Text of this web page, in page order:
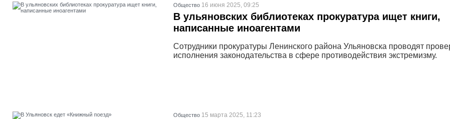
Общество 16 июня 2025, 09:25
В ульяновских библиотеках прокуратура ищет книги,
написанные иноагентами
Сотрудники прокуратуры Ленинского района Ульяновска проводят
исполнения законодательства в сфере противодействия экстремизму.
Общество 15 марта 2025, 11:23